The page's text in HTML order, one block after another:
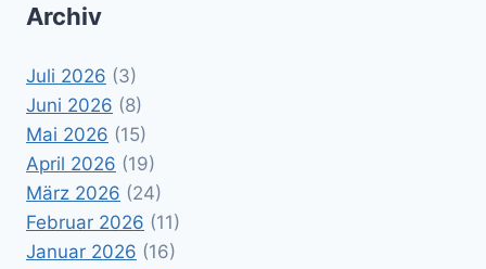
Archiv
Juli 2026 (3)
Juni 2026 (8)
Mai 2026 (15)
April 2026 (19)
März 2026 (24)
Februar 2026 (11)
Januar 2026 (16)